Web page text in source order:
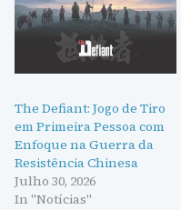
The Defiant: Jogo de Tiro
em Primeira Pessoa com
Enfoque na Guerra da
Resistência Chinesa
Julho 30, 2026
In "Notícias"